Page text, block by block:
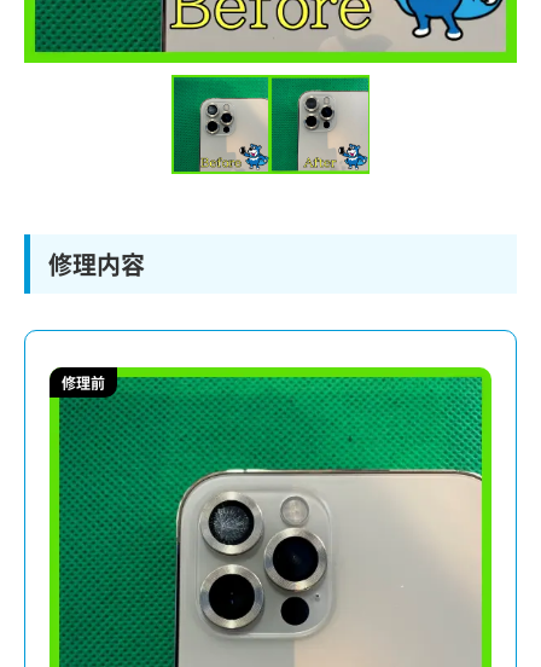
修理内容
修理前